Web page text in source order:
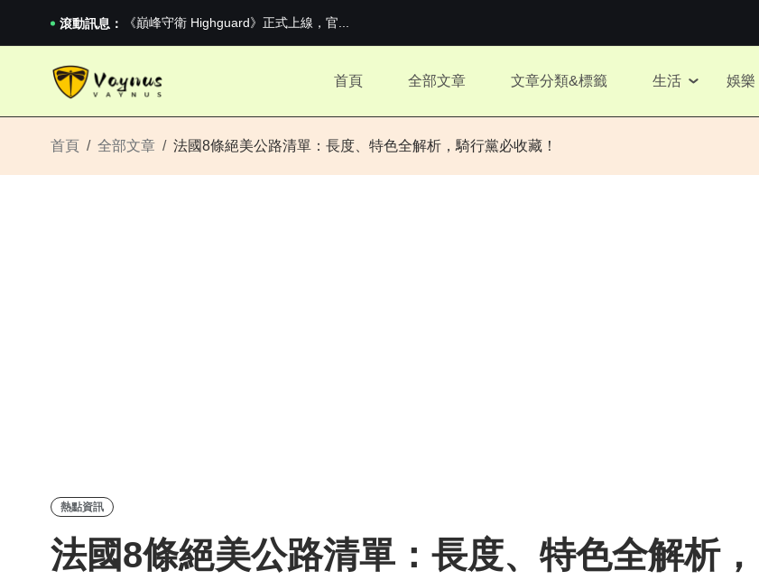
滾動訊息：
男生找物件最重要的是什麼？太真實了
2026澳網男單收官：全滿貫對上全滿亞，德約...
男生找物件最重要的是什麼？太真實了首頁 全部文章 文章分類&標籤 生活 娛樂
首頁 全部文章 法國8條絕美公路清單：長度、特色全解析，騎行黨必收藏！
熱點資訊
法國8條絕美公路清單：長度、特色全解析，